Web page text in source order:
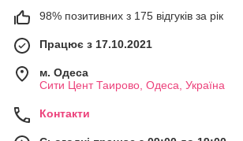
98% позитивних з 175 відгуків за рік
Працює з 17.10.2021
м. Одеса
Сити Цент Таирово, Одеса, Україна
Контакти